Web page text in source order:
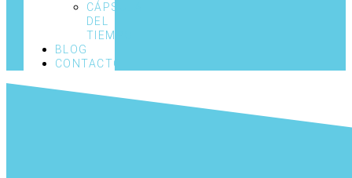
CÁPSULA
DEL
TIEMPO
BLOG
CONTACTO